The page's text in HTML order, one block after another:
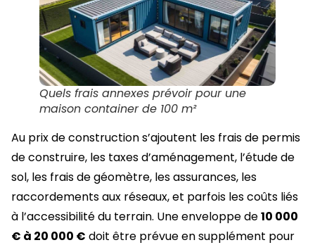
Quels frais annexes prévoir pour une
maison container de 100 m²
Au prix de construction s’ajoutent les frais de permis
de construire, les taxes d’aménagement, l’étude de
sol, les frais de géomètre, les assurances, les
raccordements aux réseaux, et parfois les coûts liés
à l’accessibilité du terrain. Une enveloppe de10 000
€ à 20 000 € doit être prévue en supplément pour